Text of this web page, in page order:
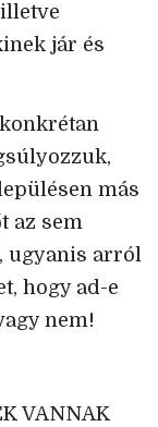
jár és
más
az sem
ugyanis arról
hogy ad-e
nem!
VANNAK